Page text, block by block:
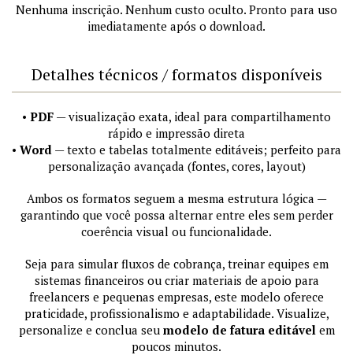
Nenhuma inscrição. Nenhum custo oculto. Pronto para uso
imediatamente após o download.
Detalhes técnicos / formatos disponíveis
• PDF — visualização exata, ideal para compartilhamento
rápido e impressão direta
• Word — texto e tabelas totalmente editáveis; perfeito para
personalização avançada (fontes, cores, layout)
Ambos os formatos seguem a mesma estrutura lógica —
garantindo que você possa alternar entre eles sem perder
coerência visual ou funcionalidade.
Seja para simular fluxos de cobrança, treinar equipes em
sistemas financeiros ou criar materiais de apoio para
freelancers e pequenas empresas, este modelo oferece
praticidade, profissionalismo e adaptabilidade. Visualize,
personalize e conclua seu modelo de fatura editável em
poucos minutos.